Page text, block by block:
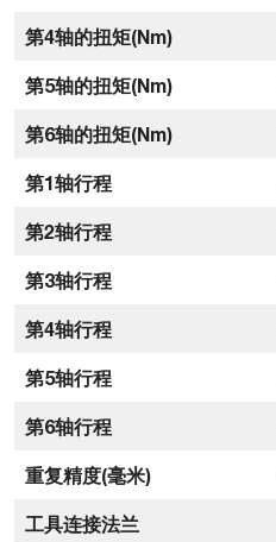
第4轴的扭矩(Nm)
第5轴的扭矩(Nm)
第6轴的扭矩(Nm)
第1轴行程
第2轴行程
第3轴行程
第4轴行程
第5轴行程
第6轴行程
重复精度(毫米)
工具连接法兰